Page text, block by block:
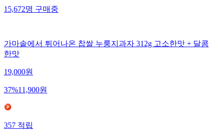
15,672명구매중
가마솥에서 튀어나온 찹쌀 누룽지과자 312g 고소한맛 + 달콤
한맛
19,000원
37%11,900원
357적립